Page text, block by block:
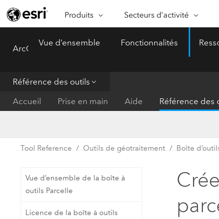
Produits
ARCGIS
ArcGIS Online
Plateforme de cartographie SaaS
Logiciel SIG leader du marché
ArcGIS Enterprise
la cartographie
Secteurs d’activité
SECTEURS D’ACTIVITÉ
Protection de
Fournisseurs d’énergie
Santé et services à la
Administrations nationales
ArcGIS Pro
Vue d’ensemble Fonctionnalités
Référence des outils
Accueil
Prise en main Aide Référence des
Tool Reference Outils de géotraitement Boîte
Vue d’ensemble de la boîte à
outils Parcelle
Licence de la boîte à outils